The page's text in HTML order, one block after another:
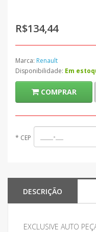
R$134,44
Marca: Renault
Disponibilidade: Em
COMPRAR
* CEP
DESCRIÇÃO
EXCLUSIVE AUTO